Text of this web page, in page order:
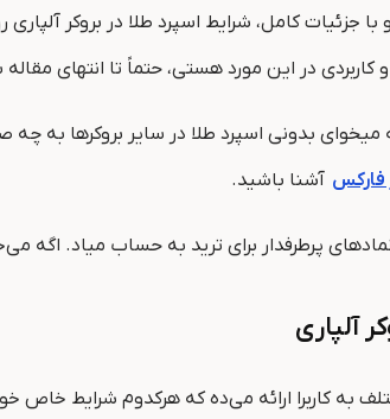
جزئیات کامل، شرایط اسپرد طلا در بروکر
کاربردی در این مورد هستی، حتماً تا انتهای
میخوای بدونی اسپرد طلا در سایر بروکرها
فارکس آشنا باشید.
پرطرفدار برای ترید به حساب میاد. اگه
آلپاری
مختلف به کاربرا ارائه می‌ده که هرکدوم